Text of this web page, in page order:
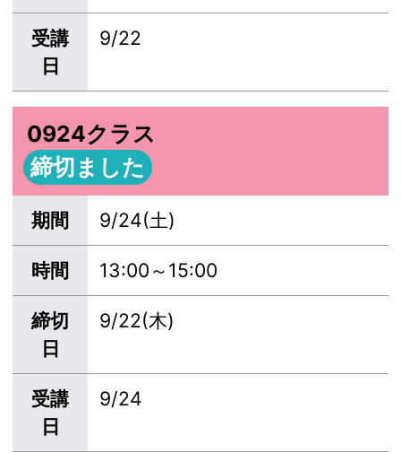
受講
日
9/22
0924クラス
締切ました
期間 9/24(土)
時間 13:00～15:00
締切
日
9/22(木)
受講
日
9/24